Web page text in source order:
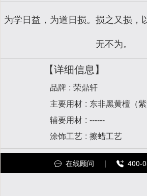
为学日益，为道日损。损之又损，
无不为。
【详细信息】
品牌
荣鼎轩
主要用材
东非黑黄檀（紫
辅要用材
------
涂饰工艺
擦蜡工艺
在线顾问 | 400-